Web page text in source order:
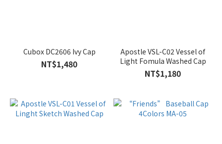
Cubox DC2606 Ivy Cap
NT$1,480
Apostle VSL-C02 Vessel of
Light Fomula Washed Cap
NT$1,180